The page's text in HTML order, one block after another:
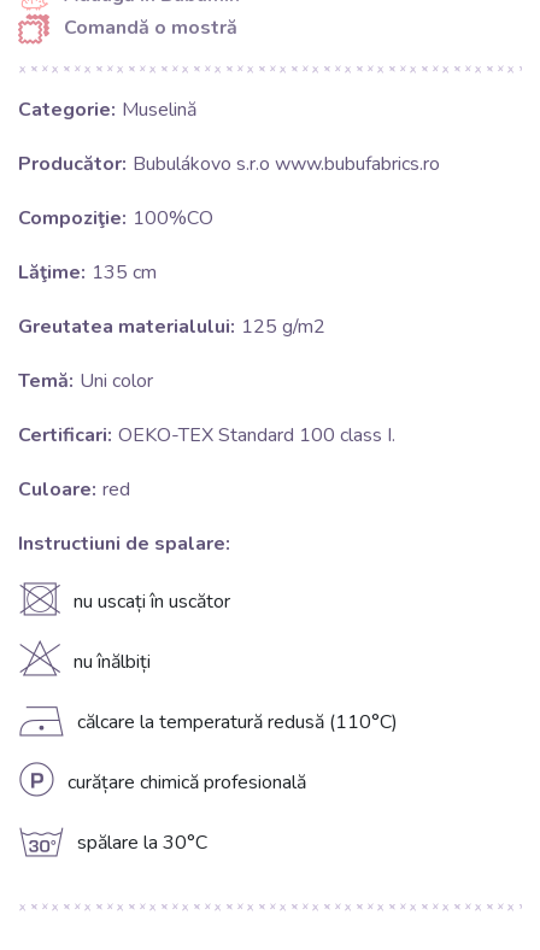
Comandă o mostră
Categorie: Muselină
Producător: Bubulákovo s.r.o www.bubufabrics.ro
Compoziţie: 100%CO
Lăţime: 135 cm
Greutatea materialului: 125 g/m2
Temă: Uni color
Certificari: OEKO-TEX Standard 100 class I.
Culoare: red
Instructiuni de spalare:
U nu uscați în uscător
H nu înălbiți
D călcare la temperatură redusă (110°C)
L curățare chimică profesională
g spălare la 30°C